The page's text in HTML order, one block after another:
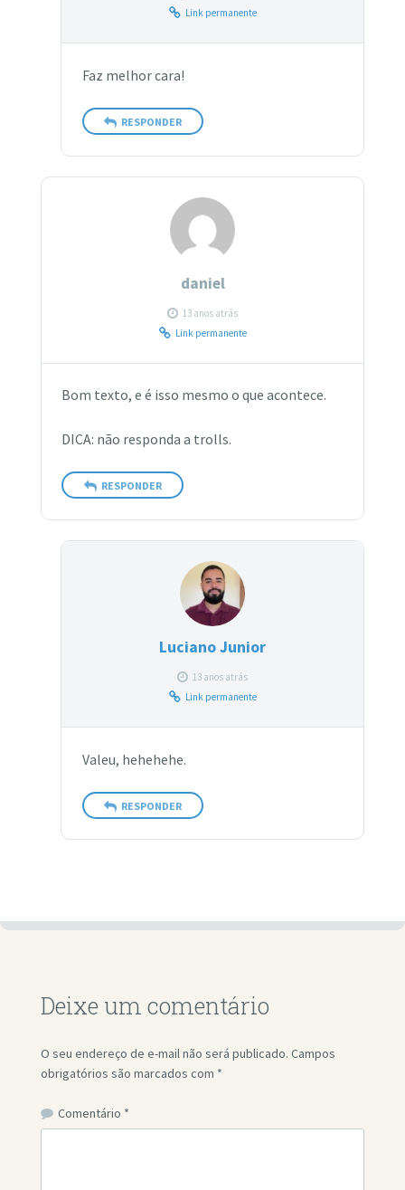
Link permanente
Faz melhor cara!
RESPONDER
daniel
13 anos atrás
Link permanente
Bom texto, e é isso mesmo o que acontece.
DICA: não responda a trolls.
RESPONDER
Luciano Junior
13 anos atrás
Link permanente
Valeu, hehehehe.
RESPONDER
Deixe um comentário
O seu endereço de e-mail não será publicado. Campos
obrigatórios são marcados com *
Comentário *